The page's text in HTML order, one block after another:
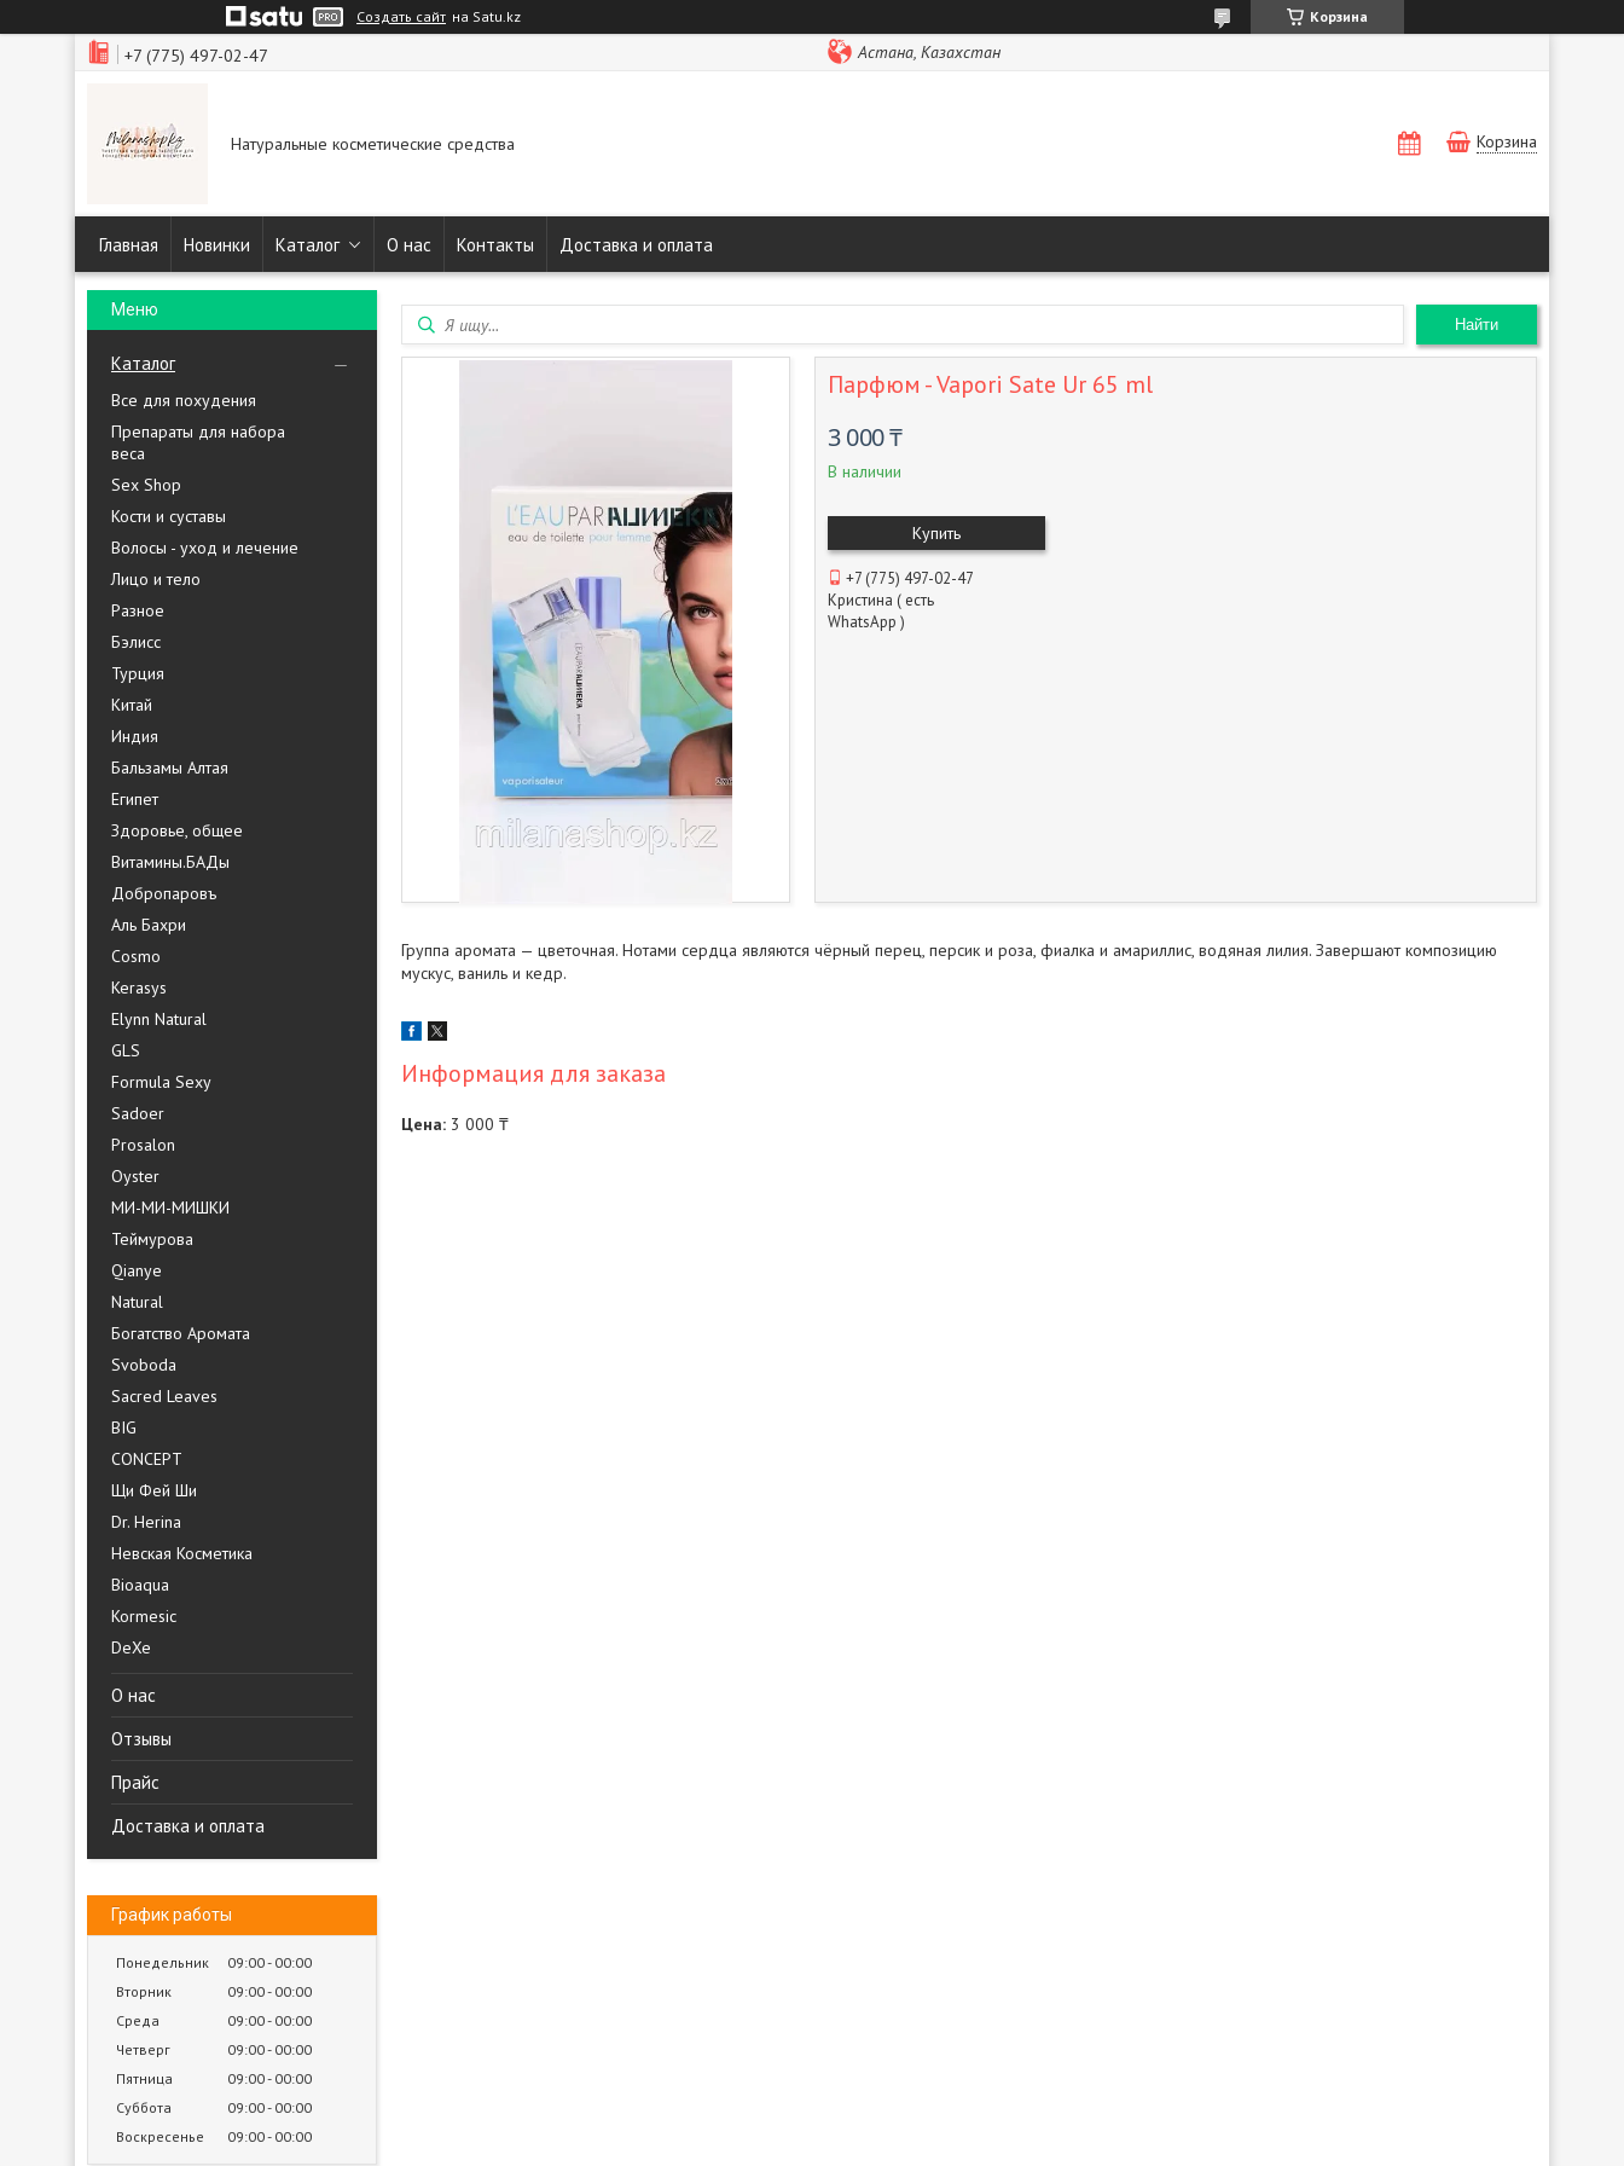
Создать сайт на Satu.kz Корзина
+7 (775) 497-02-47 Астана, Казахстан
Натуральные косметические средства Корзина
Главная Новинки Каталог О нас Контакты Доставка и оплата
Каталог
Все для похудения
Препараты для набора
веса
Sex Shop
Кости и суставы
Волосы - уход и лечение
Лицо и тело
Разное
Бэлисс
Турция
Китай
Индия
Бальзамы Алтая
Египет
Здоровье, общее
Витамины.БАДы
Добропаровъ
Аль Бахри
Cosmo
Kerasys
Elynn Natural
GLS
Formula Sexy
Sadoer
Prosalon
Oyster
МИ-МИ-МИШКИ
Теймурова
Qianye
Natural
Богатство Аромата
Svoboda
Sacred Leaves
BIG
CONCEPT
Щи Фей Ши
Dr. Herina
Невская Косметика
Bioaqua
Kormesic
DeXe
О нас
Отзывы
Прайс
Доставка и оплата
График работы
Понедельник 09:00 00:00
Вторник
09:00 00:00
Среда
09:00 00:00
Четверг
09:00 00:00
Пятница
09:00 00:00
Суббота
09:00 00:00
Воскресенье
09:00 00:00
Найти
Парфюм - Vapori Sate Ur 65 ml
3 000 ₸
В наличии
Купить
+7 (775) 497-02-47
Кристина ( есть
WhatsApp )
Группа аромата — цветочная. Нотами сердца являются чёрный перец, персик и роза, фиалка и амариллис, водяная лилия. Завершают композицию
мускус, ваниль и кедр.
Информация для заказа
Цена: 3 000 ₸